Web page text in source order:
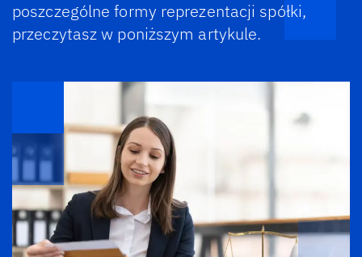
poszczególne formy reprezentacji spółki,
przeczytasz w poniższym artykule.